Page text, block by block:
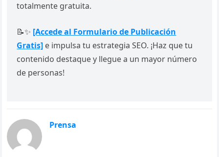
totalmente gratuita.
📝✨ [Accede al Formulario de Publicación
Gratis] e impulsa tu estrategia SEO. ¡Haz que tu
contenido destaque y llegue a un mayor número
de personas!
Prensa